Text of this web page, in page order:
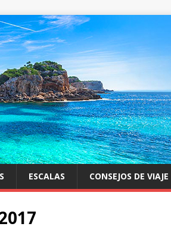
ESCALAS CONSEJOS DE VIAJE